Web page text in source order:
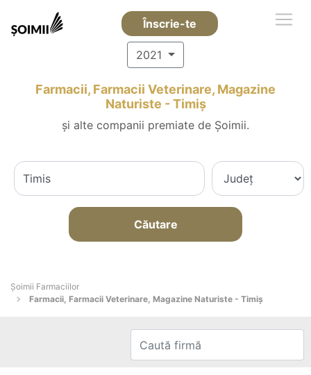
Înscrie-te
2021
Farmacii, Farmacii Veterinare, Magazine
Naturiste - Timiş
și alte companii premiate de Șoimii.
Căutare
Şoimii Farmaciilor
Farmacii, Farmacii Veterinare, Magazine Naturiste - Timiş